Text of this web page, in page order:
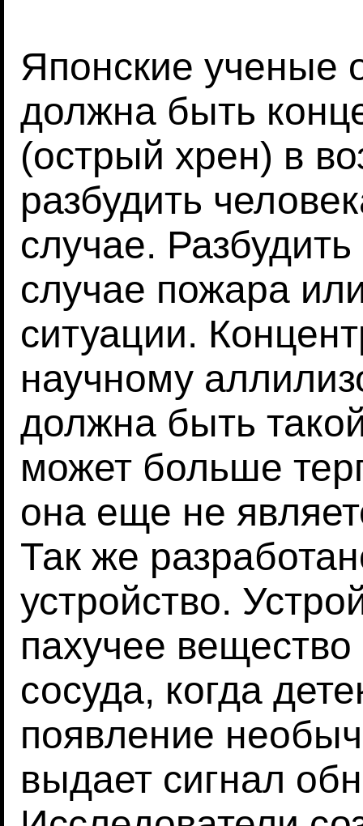
Японские ученые
должна быть
(острый хрен) в
разбудить
случае.
случае пожара
ситуации.
научному
должна быть
может больше
она еще не
Так же
устройство.
пахучее вещество
сосуда, когда
появление
выдает сигнал